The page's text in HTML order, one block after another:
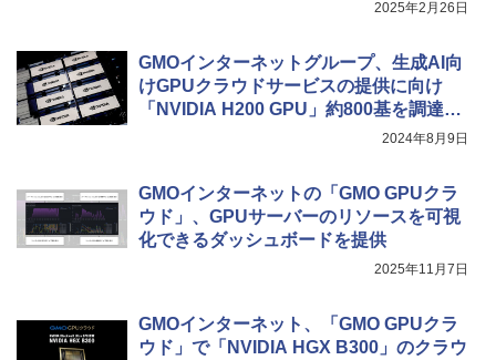
2025年2月26日
GMOインターネットグループ、生成AI向
けGPUクラウドサービスの提供に向け
「NVIDIA H200 GPU」約800基を調達完
2024年8月9日
GMOインターネットの「GMO GPUクラ
ウド」、GPUサーバーのリソースを可視
化できるダッシュボードを提供
2025年11月7日
GMOインターネット、「GMO GPUクラ
ウド」で「NVIDIA HGX B300」のクラウ